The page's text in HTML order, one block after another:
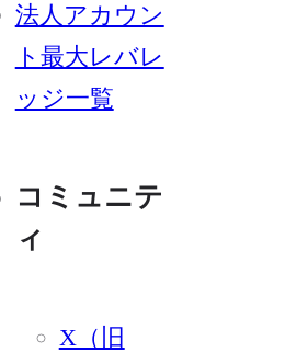
法人アカウン
ト最大レバレ
ッジ一覧
コミュニテ
ィ
X（旧